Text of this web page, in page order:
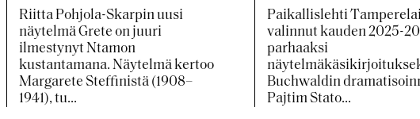
Riitta Pohjola-Skarpin uusi
näytelmä Grete on juuri
ilmestynyt Ntamon
kustantamana. Näytelmä kertoo
Margarete Steffinistä (1908–
1941), tu...
Paikallislehti
valinnut kauden 2025-
parhaaksi
Buchwaldin
Pajtim Stato...